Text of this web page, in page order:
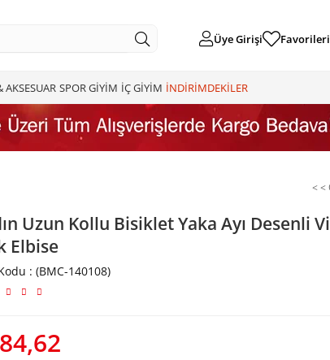
Üye Girişi
AKSESUAR SPOR GİYİM İÇ GİYİM İNDİRİMDEKİLER
< <
Uzun Kollu Bisiklet Yaka Ayı Desenli
Elbise
(BMC-140108)